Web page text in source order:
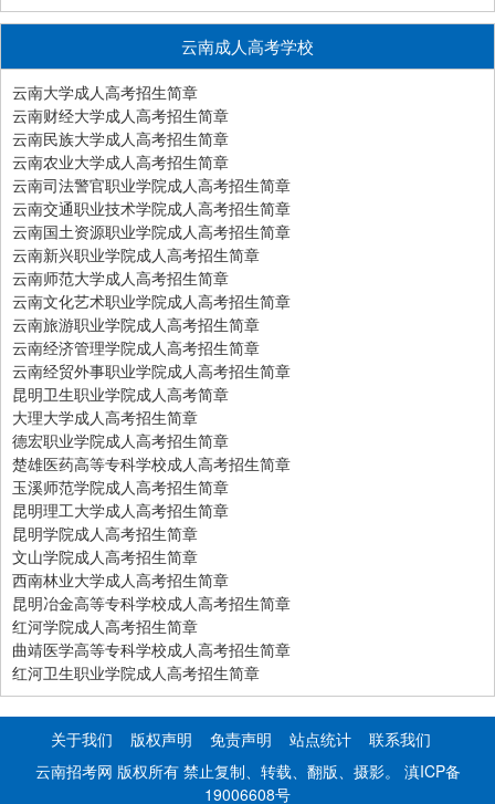
云南成人高考学校
云南大学成人高考招生简章
云南财经大学成人高考招生简章
云南民族大学成人高考招生简章
云南农业大学成人高考招生简章
云南司法警官职业学院成人高考招生简章
云南交通职业技术学院成人高考招生简章
云南国土资源职业学院成人高考招生简章
云南新兴职业学院成人高考招生简章
云南师范大学成人高考招生简章
云南文化艺术职业学院成人高考招生简章
云南旅游职业学院成人高考招生简章
云南经济管理学院成人高考招生简章
云南经贸外事职业学院成人高考招生简章
昆明卫生职业学院成人高考简章
大理大学成人高考招生简章
德宏职业学院成人高考招生简章
楚雄医药高等专科学校成人高考招生简章
玉溪师范学院成人高考招生简章
昆明理工大学成人高考招生简章
昆明学院成人高考招生简章
文山学院成人高考招生简章
西南林业大学成人高考招生简章
昆明冶金高等专科学校成人高考招生简章
红河学院成人高考招生简章
曲靖医学高等专科学校成人高考招生简章
红河卫生职业学院成人高考招生简章
关于我们 版权声明 免责声明 站点统计
联系我们
云南招考网 版权所有 禁止复制、转载、翻版、摄影。 滇ICP备
19006608号